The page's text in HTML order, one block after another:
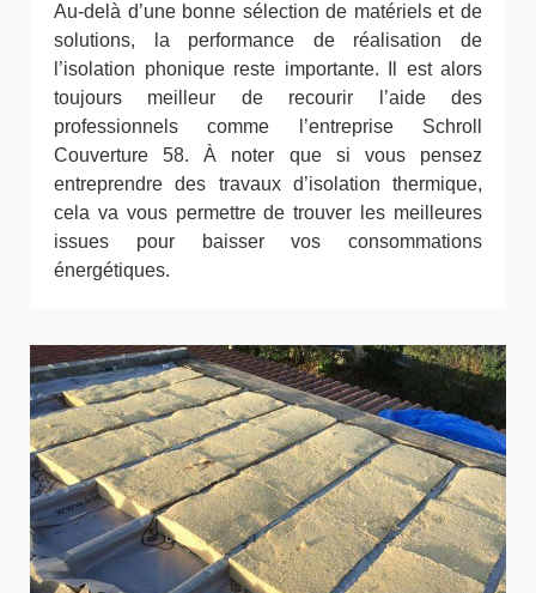
Au-delà d’une bonne sélection de matériels et de
solutions, la performance de réalisation de
l’isolation phonique reste importante. Il est alors
toujours meilleur de recourir l’aide des
professionnels comme l’entreprise Schroll
Couverture 58. À noter que si vous pensez
entreprendre des travaux d’isolation thermique,
cela va vous permettre de trouver les meilleures
issues pour baisser vos consommations
énergétiques.